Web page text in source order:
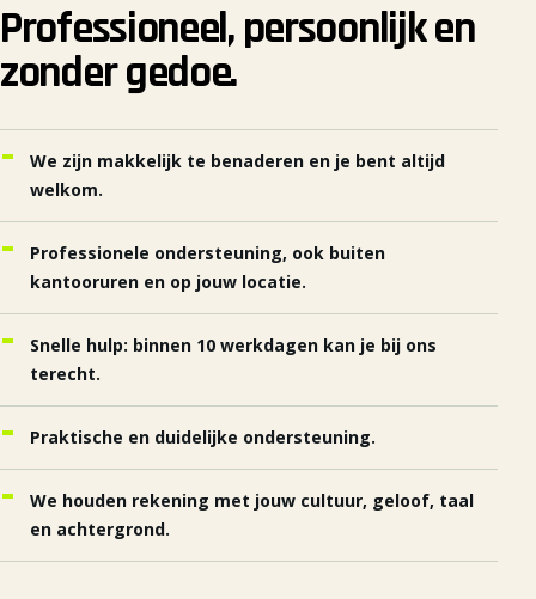
Professioneel, persoonlijk en
zonder gedoe.
We zijn makkelijk te benaderen en je bent altijd
welkom.
Professionele ondersteuning, ook buiten
kantooruren en op jouw locatie.
Snelle hulp: binnen 10 werkdagen kan je bij ons
terecht.
Praktische en duidelijke ondersteuning.
We houden rekening met jouw cultuur, geloof, taal
en achtergrond.